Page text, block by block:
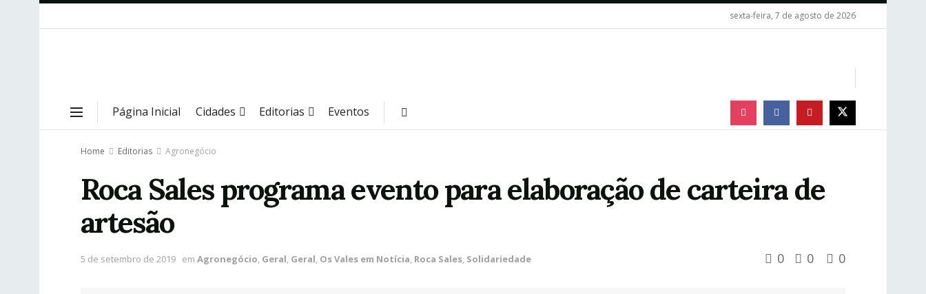
sexta-feira, 7 de agosto de 2026
Página Inicial Cidades Editorias Eventos
Home Editorias Agronegócio
Roca Sales programa evento para elaboração de carteira de
artesão
5 de setembro de 2019 em Agronegócio, Geral, Geral, Os Vales em Notícia, Roca Sales, Solidariedade 0 0 0